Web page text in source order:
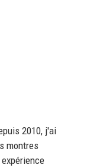
2010, j'ai
montres